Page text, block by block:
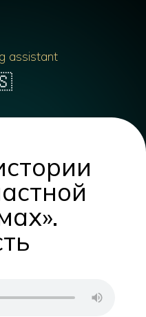
assistant